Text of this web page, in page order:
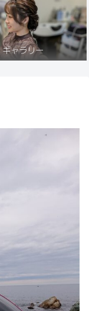
ギャラリー